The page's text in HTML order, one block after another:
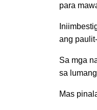
para
ang
Sa mga
sa
Mas